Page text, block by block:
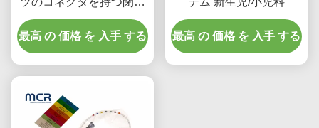
された吸入カテーテル
最高 の 価格 を 入手 する
最高 の 価格 を 入手 する